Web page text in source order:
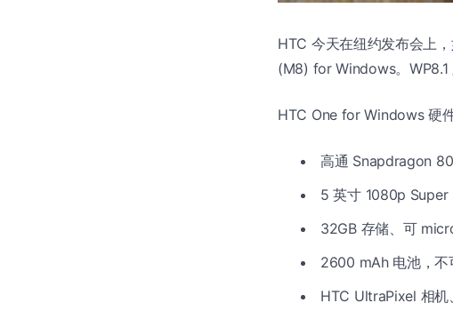
HTC 今天在纽约发布会上，
(M8) for Windows。
HTC One for Windows 硬
高通 Snapdragon
5 英寸 1080p Super
32GB 存储、可
2600 mAh 电池，不
HTC UltraPixel 相